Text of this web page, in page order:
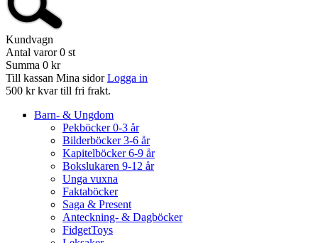
Kundvagn
Antal varor 0 st
Summa 0 kr
Till kassan Mina sidor Logga in
500 kr kvar till fri frakt.
Barn- & Ungdom
Pekböcker 0-3 år
Bilderböcker 3-6 år
Kapitelböcker 6-9 år
Bokslukaren 9-12 år
Unga vuxna
Faktaböcker
Saga & Present
Anteckning- & Dagböcker
FidgetToys